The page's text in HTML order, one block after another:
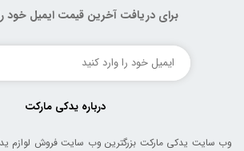
برای دریافت آخرین قیمت ایمیل خود
درباره یدکی مارکت
وب سایت یدکی مارکت بزرگترین وب سایت فروش لوازم